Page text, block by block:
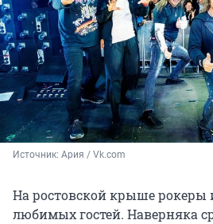
Источник: Ария / Vk.com
На ростовской крыше рокеры
любимых гостей. Наверняка